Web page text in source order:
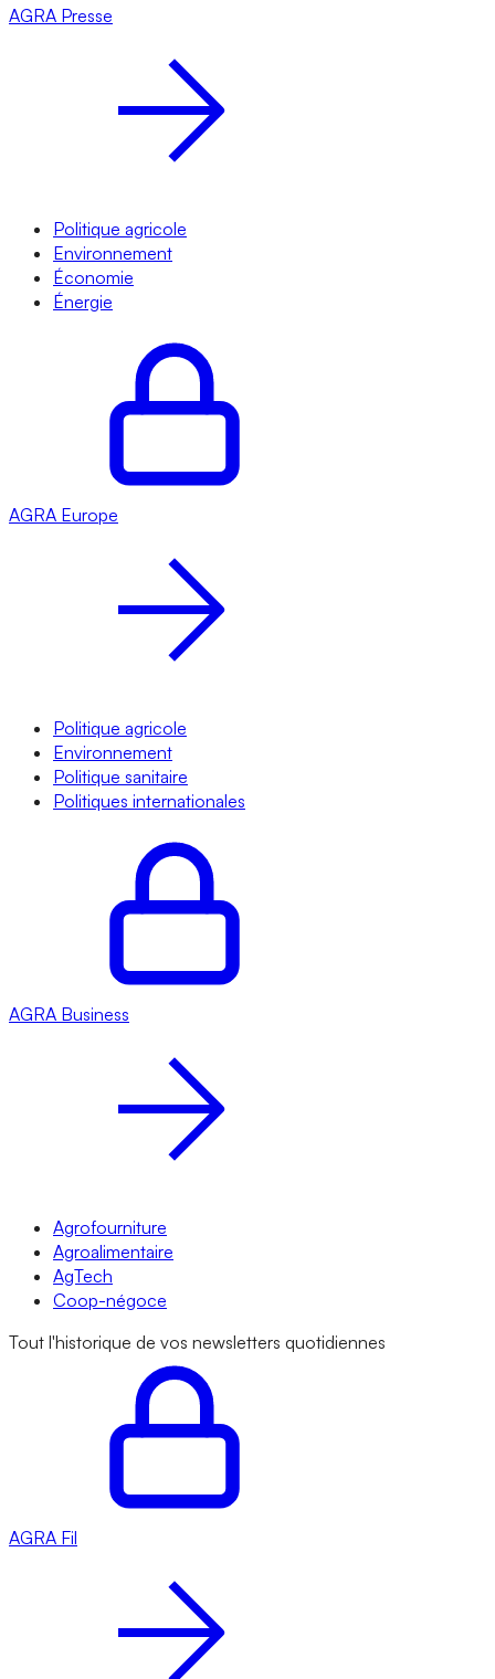
AGRA Presse
Politique agricole
Environnement
Économie
Énergie
AGRA Europe
Politique agricole
Environnement
Politique sanitaire
Politiques internationales
AGRA Business
Agrofourniture
Agroalimentaire
AgTech
Coop-négoce
Tout l'historique de vos newsletters quotidiennes
AGRA Fil